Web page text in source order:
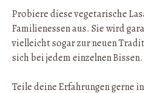
Probiere diese vegetarische
Familienessen aus. Sie wird
vielleicht sogar zur neuen
sich bei jedem einzelnen Bissen.
Teile deine Erfahrungen gerne